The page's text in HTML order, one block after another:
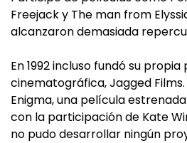
Freejack y The man from
alcanzaron demasiada
En 1992 incluso fundó su
cinematográfica, Jagged
Enigma, una película
con la participación de Kate
no pudo desarrollar ningún